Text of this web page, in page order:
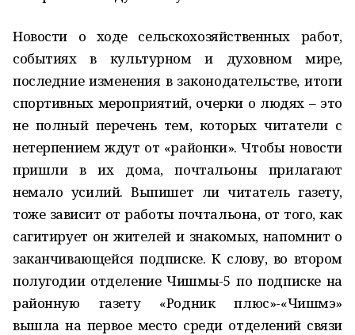
Новости о ходе сельскохозяйственных работ,
событиях в культурном и духовном мире,
последние изменения в законодательстве, итоги
спортивных мероприятий, очерки о людях – это
не полный перечень тем, которых читатели с
нетерпением ждут от «районки». Чтобы новости
пришли в их дома, почтальоны прилагают
немало усилий. Выпишет ли читатель газету,
тоже зависит от работы почтальона, от того, как
сагитирует он жителей и знакомых, напомнит о
заканчивающейся подписке. К слову, во втором
полугодии отделение Чишмы-5 по подписке на
районную газету «Родник плюс»-«Чишмэ»
вышла на первое место среди отделений связи